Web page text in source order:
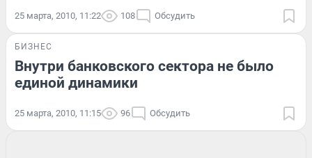
25 марта, 2010, 11:22 108 Обсудить
БИЗНЕС
Внутри банковского сектора не было
единой динамики
25 марта, 2010, 11:15 96 Обсудить